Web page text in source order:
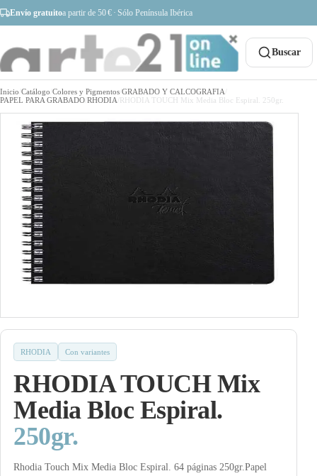
Envío gratuitoa partir de 50 € · Sólo Península Ibérica
Buscar
Inicio Catálogo Colores y Pigmentos GRABADO Y CALCOGRAFIA
PAPEL PARA GRABADO RHODIA RHODIA TOUCH Mix Media Bloc Espiral. 250gr.
RHODIA Con variantes
RHODIA TOUCH Mix
Media Bloc Espiral.
250gr.
Rhodia Touch Mix Media Bloc Espiral. 64 páginas 250gr.Papel